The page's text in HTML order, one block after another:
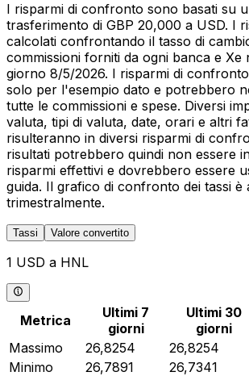
I risparmi di confronto sono basati su
trasferimento di GBP 20,000 a USD. I
calcolati confrontando il tasso di
commissioni forniti da ogni banca e Xe
giorno 8/5/2026. I risparmi di
solo per l'esempio dato e potrebbero
tutte le commissioni e spese. Diversi
valuta, tipi di valuta, date, orari e altri
risulteranno in diversi risparmi di
risultati potrebbero quindi non essere
risparmi effettivi e dovrebbero essere
guida. Il grafico di confronto dei tassi è
trimestralmente.
Tassi Valore convertito
1 USD a HNL
Metrica
Ultimi 7
giorni
Ultimi 30
giorni
Massimo
26,8254 26,8254
Minimo
26,7891 26,7341